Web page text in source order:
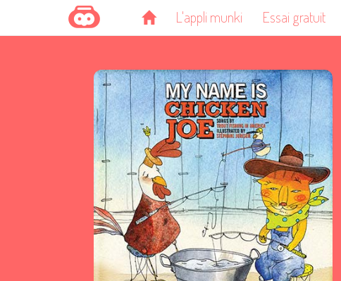
L'appli munki Essai gratuit